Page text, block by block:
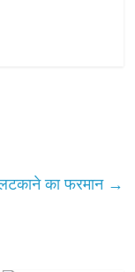
का फरमान →